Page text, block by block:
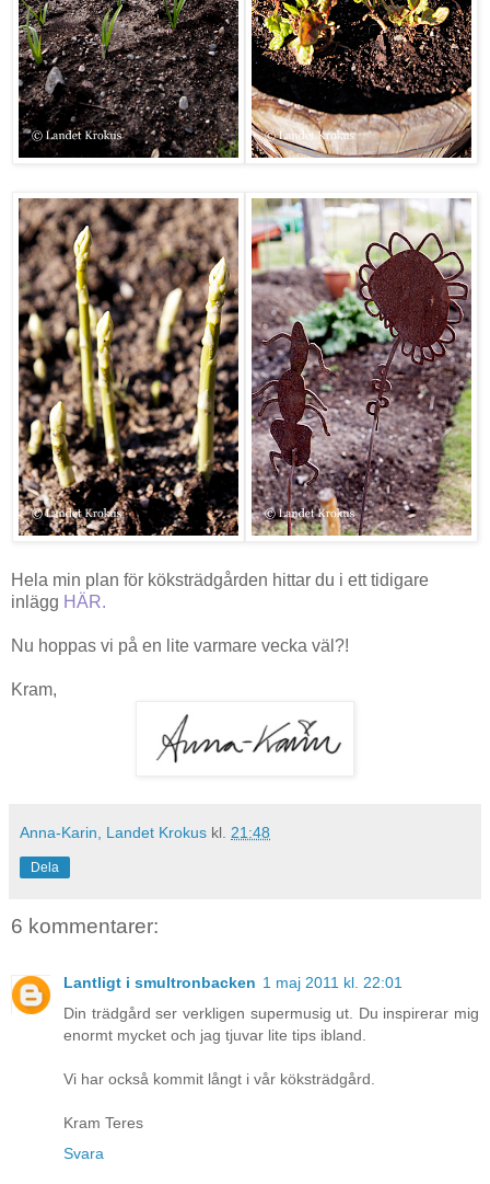
Hela min plan för köksträdgården hittar du i ett tidigare
inlägg HÄR.
Nu hoppas vi på en lite varmare vecka väl?!
Kram,
Anna-Karin, Landet Krokus kl. 21:48
Dela
6 kommentarer:
Lantligt i smultronbacken 1 maj 2011 kl. 22:01
Din trädgård ser verkligen supermusig ut. Du inspirerar mig
enormt mycket och jag tjuvar lite tips ibland.
Vi har också kommit långt i vår köksträdgård.
Kram Teres
Svara